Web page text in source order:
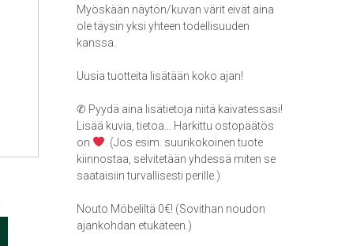
Myöskään näytön/kuvan värit eivät aina
ole täysin yksi yhteen todellisuuden
kanssa.
Uusia tuotteita lisätään koko ajan!
✆ Pyydä aina lisätietoja niitä kaivatessasi!
Lisää kuvia, tietoa… Harkittu ostopäätös
on
. (Jos esim. suurikokoinen tuote
kiinnostaa, selvitetään yhdessä miten se
saataisiin turvallisesti perille.)
Nouto Möbeliltä 0€! (Sovithan noudon
ajankohdan etukäteen.)